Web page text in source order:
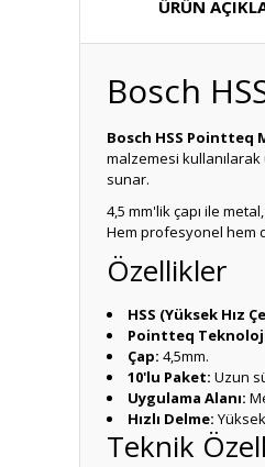
ÜRÜN
Bosch
Bosch HSS Pointteq
malzemesi
sunar.
4,5 mm'lik çapı ile
Hem profesyonel hem
Özellikler
HSS (Yüksek Hız
Pointteq
Çap: 4,5mm.
10'lu Paket: Uzun
Uygulama Alanı:
Hızlı Delme:
Teknik